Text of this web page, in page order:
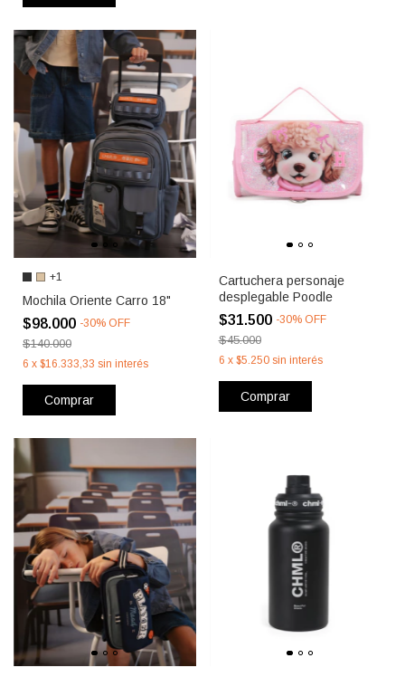
+1
Mochila Oriente Carro 18"
$98.000 -30% OFF
$140.000
6 x $16.333,33 sin interés
Comprar
Cartuchera personaje
desplegable Poodle
$31.500 -30% OFF
$45.000
6 x $5.250 sin interés
Comprar